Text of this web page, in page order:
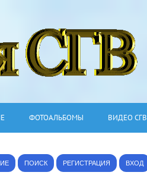
ФОТОАЛЬБОМЫ ВИДЕО СГВ
ПОИСК РЕГИСТРАЦИЯ ВХОД